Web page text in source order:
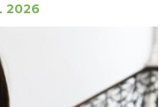
2026